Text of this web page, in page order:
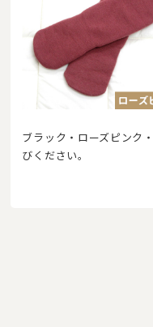
ブラック・ローズピンク
びください。